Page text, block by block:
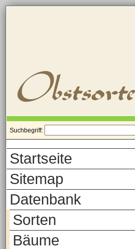
Suchbegriff:
Startseite
Sitemap
Datenbank
Sorten
Bäume